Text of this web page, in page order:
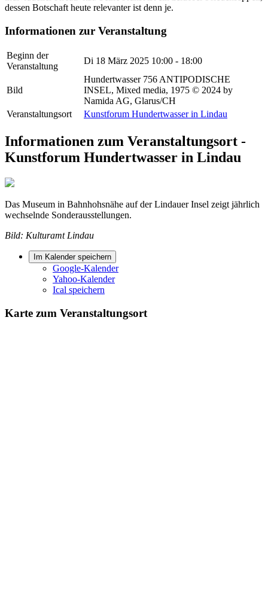
dessen Botschaft heute relevanter ist denn je.
Informationen zur Veranstaltung
Beginn der
Veranstaltung
Di 18 März 2025 10:00 - 18:00
Bild
Hundertwasser 756 ANTIPODISCHE
INSEL, Mixed media, 1975 © 2024 by
Namida AG, Glarus/CH
Veranstaltungsort
Kunstforum Hundertwasser in Lindau
Informationen zum Veranstaltungsort -
Kunstforum Hundertwasser in Lindau
Das Museum in Bahnhohsnähe auf der Lindauer Insel zeigt jährlich
wechselnde Sonderausstellungen.
Bild: Kulturamt Lindau
Im Kalender speichern
Google-Kalender
Yahoo-Kalender
Ical speichern
Karte zum Veranstaltungsort